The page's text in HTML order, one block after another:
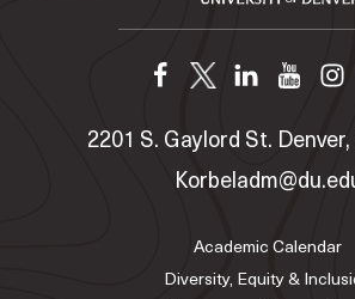
2201 S. Gaylord St. Denver,
Academic Calendar
Diversity, Equity &